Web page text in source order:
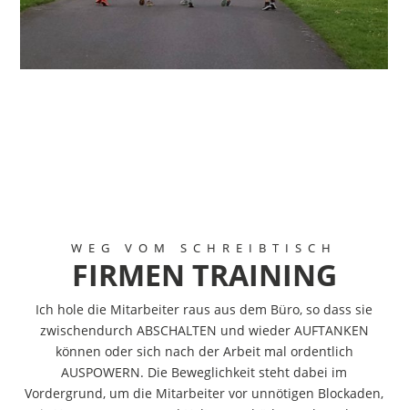
WEG VOM SCHREIBTISCH
FIRMEN TRAINING
Ich hole die Mitarbeiter raus aus dem Büro, so dass sie
zwischendurch ABSCHALTEN und wieder AUFTANKEN
können oder sich nach der Arbeit mal ordentlich
AUSPOWERN. Die Beweglichkeit steht dabei im
Vordergrund, um die Mitarbeiter vor unnötigen Blockaden,